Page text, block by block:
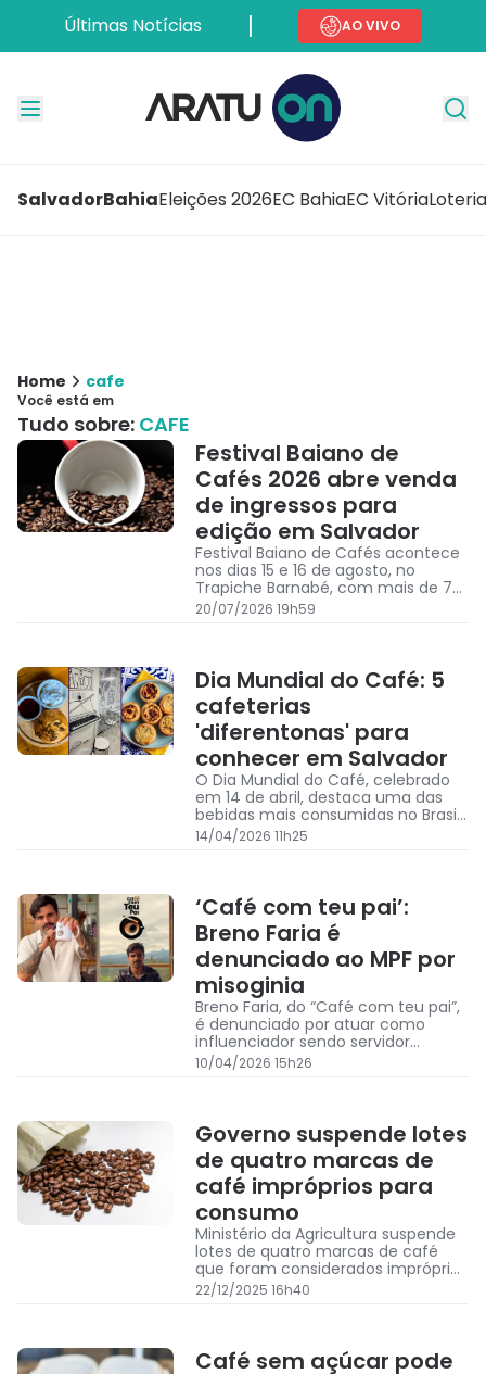
Últimas Notícias AO VIVO
SalvadorBahiaEleições 2026EC BahiaEC Vitória
Home cafe
Você está em
Tudo sobre: CAFE
Festival Baiano de
Cafés 2026 abre venda
de ingressos para
edição em Salvador
Festival Baiano de Cafés acontece
nos dias 15 e 16 de agosto, no
Trapiche Barnabé, com mais de 70
expositores, palestras, degustações
e experiências voltadas aos cafés
20/07/2026 19h59
Dia Mundial do Café: 5
cafeterias
'diferentonas' para
conhecer em Salvador
O Dia Mundial do Café, celebrado
em 14 de abril, destaca uma das
bebidas mais consumidas no Brasil
e no mundo
14/04/2026 11h25
‘Café com teu pai’:
Breno Faria é
denunciado ao MPF por
misoginia
Breno Faria, do “Café com teu pai”,
é denunciado por atuar como
influenciador sendo servidor
público e por misoginia; entenda o
caso
10/04/2026 15h26
Governo suspende lotes
de quatro marcas de
café impróprios para
consumo
Ministério da Agricultura suspende
lotes de quatro marcas de café
que foram considerados impróprios
para consumo; entenda
22/12/2025 16h40
Café sem açúcar pode